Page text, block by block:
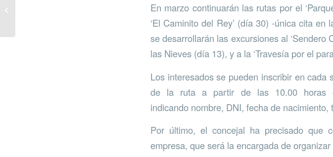
En marzo continuarán las rutas por el
‘El Caminito del Rey’ (día 30) -única cita
se desarrollarán las excursiones al ‘Sendero
las Nieves (día 13), y a la ‘Travesía por el
Los interesados se pueden inscribir en
de la ruta a partir de las 10.00 horas
indicando nombre, DNI, fecha de
Por último, el concejal ha precisado que
empresa, que será la encargada de